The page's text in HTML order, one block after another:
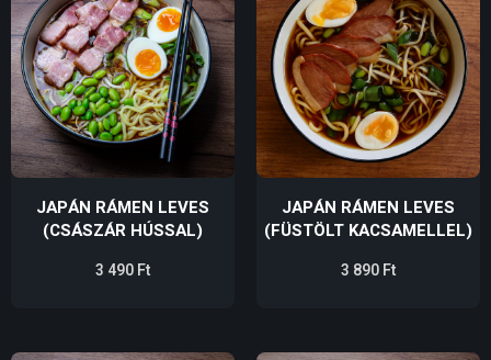
JAPÁN RÁMEN LEVES
(CSÁSZÁR HÚSSAL)
3 490Ft
JAPÁN RÁMEN LEVES
(FÜSTÖLT KACSAMELLEL)
3 890Ft